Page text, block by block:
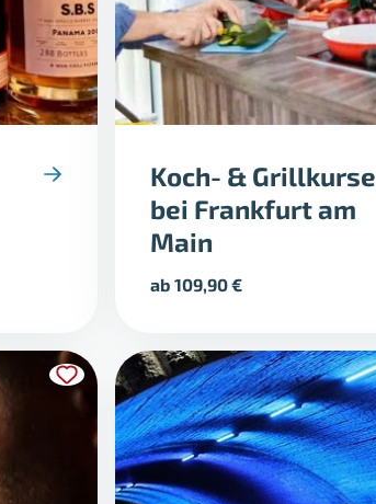
Koch- & Grillkurse
bei Frankfurt am
Main
ab 109,90€